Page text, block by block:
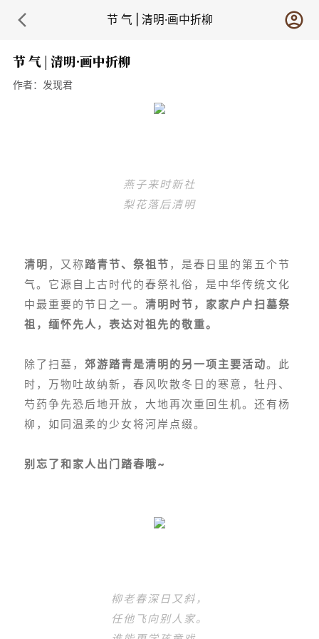
节 气 | 清明·画中折柳
节 气 | 清明·画中折柳
作者： 发现君
燕子来时新社
梨花落后清明
清明 ，又称踏青节、祭祖节 ，是春日里的第五个节
气。它源自上古时代的春祭礼俗，是中华传统文化
中最重要的节日之一。 清明时节，家家户户扫墓祭
祖，缅怀先人，表达对祖先的敬重。
除了扫墓， 郊游踏青是清明的另一项主要活动。此
时，万物吐故纳新，春风吹散冬日的寒意，牡丹、
芍药争先恐后地开放，大地再次重回生机。还有杨
柳，如同温柔的少女将河岸点缀。
别忘了和家人出门踏春哦~
柳老春深日又斜，
任他飞向别人家。